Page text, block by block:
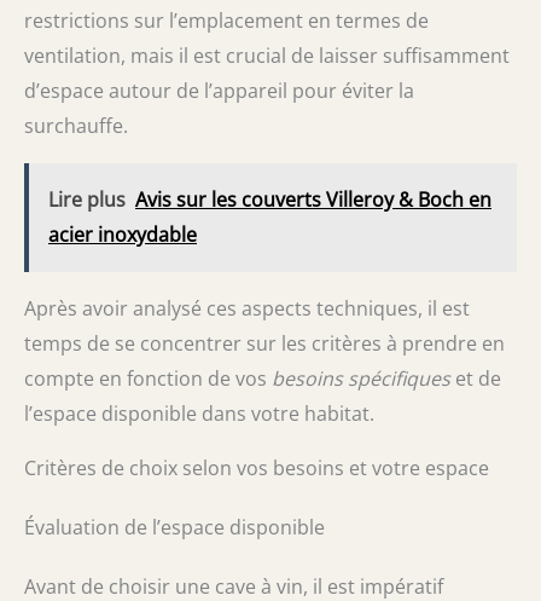
restrictions sur l’emplacement en termes de
ventilation, mais il est crucial de laisser suffisamment
d’espace autour de l’appareil pour éviter la
surchauffe.
Lire plus Avis sur les couverts Villeroy & Boch en
acier inoxydable
Après avoir analysé ces aspects techniques, il est
temps de se concentrer sur les critères à prendre en
compte en fonction de vos besoins spécifiqueset de
l’espace disponible dans votre habitat.
Critères de choix selon vos besoins et votre espace
Évaluation de l’espace disponible
Avant de choisir une cave à vin, il est impératif